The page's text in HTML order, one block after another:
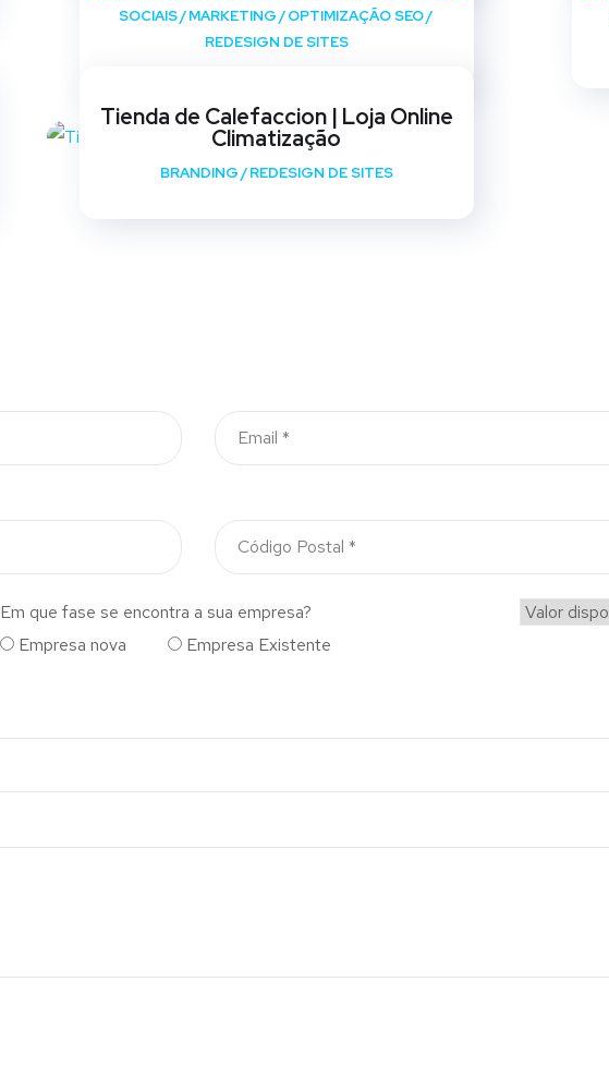
SOCIAIS/MARKETING/OPTIMIZAÇÃO SEO/
REDESIGN DE SITES
Tienda de Calefaccion | Loja Online
Climatização
BRANDING/REDESIGN DE SITES
Em que fase se encontra a sua empresa?
Empresa nova
Empresa Existente